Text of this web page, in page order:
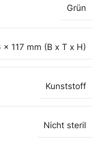
Grün
117 mm (B x T x H)
Kunststoff
Nicht steril